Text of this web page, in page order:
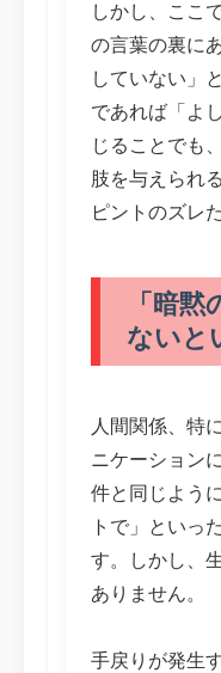
しかし、ここ
の言葉の裏に
していない」
であれば「よ
じることでも
肢を与えられ
ピントのズレ
「暗
ないと
人間関係、特
ニケーション
件と同じよう
トで」といっ
す。しかし、
ありません。
手戻りが発生